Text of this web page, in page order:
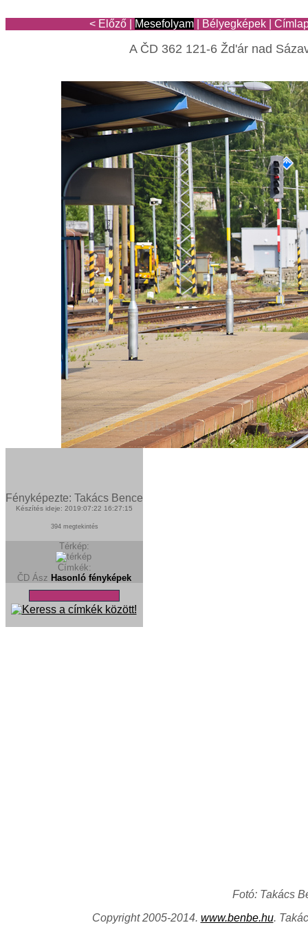
< Előző Mesefolyam Bélyegképek
A ČD 362 121-6 Žd'ár nad
Fényképezte: Takács Bence
Készítés ideje: 2019:07:22 16:27:15
394 megtekintés
Térkép:
Címkék:
ČD Ász Hasonló fényképek
Fotó: Takács
Copyright 2005-2014. www.benbe.hu.